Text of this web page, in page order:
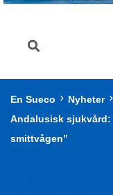
En Sueco Nyheter
Andalusisk
smittvågen”